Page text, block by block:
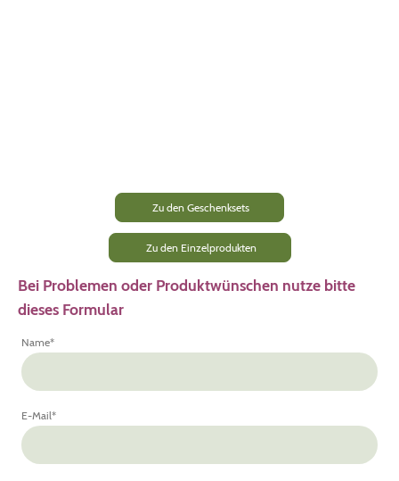
Zu den Geschenksets
Name*
E-Mail*
Bei Problemen oder Produktwünschen nutze bitte
dieses Formular
Zu den Einzelprodukten